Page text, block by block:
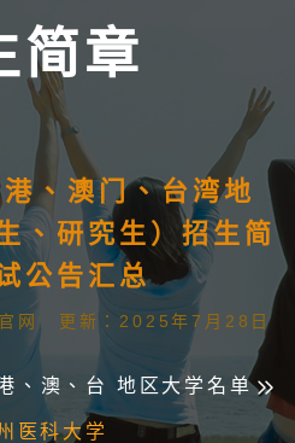
简章
、澳门、台湾地
、研究生）招生简
公告汇总
网 更新：2025年7月28日
、澳、台 地区大学名单
医科大学